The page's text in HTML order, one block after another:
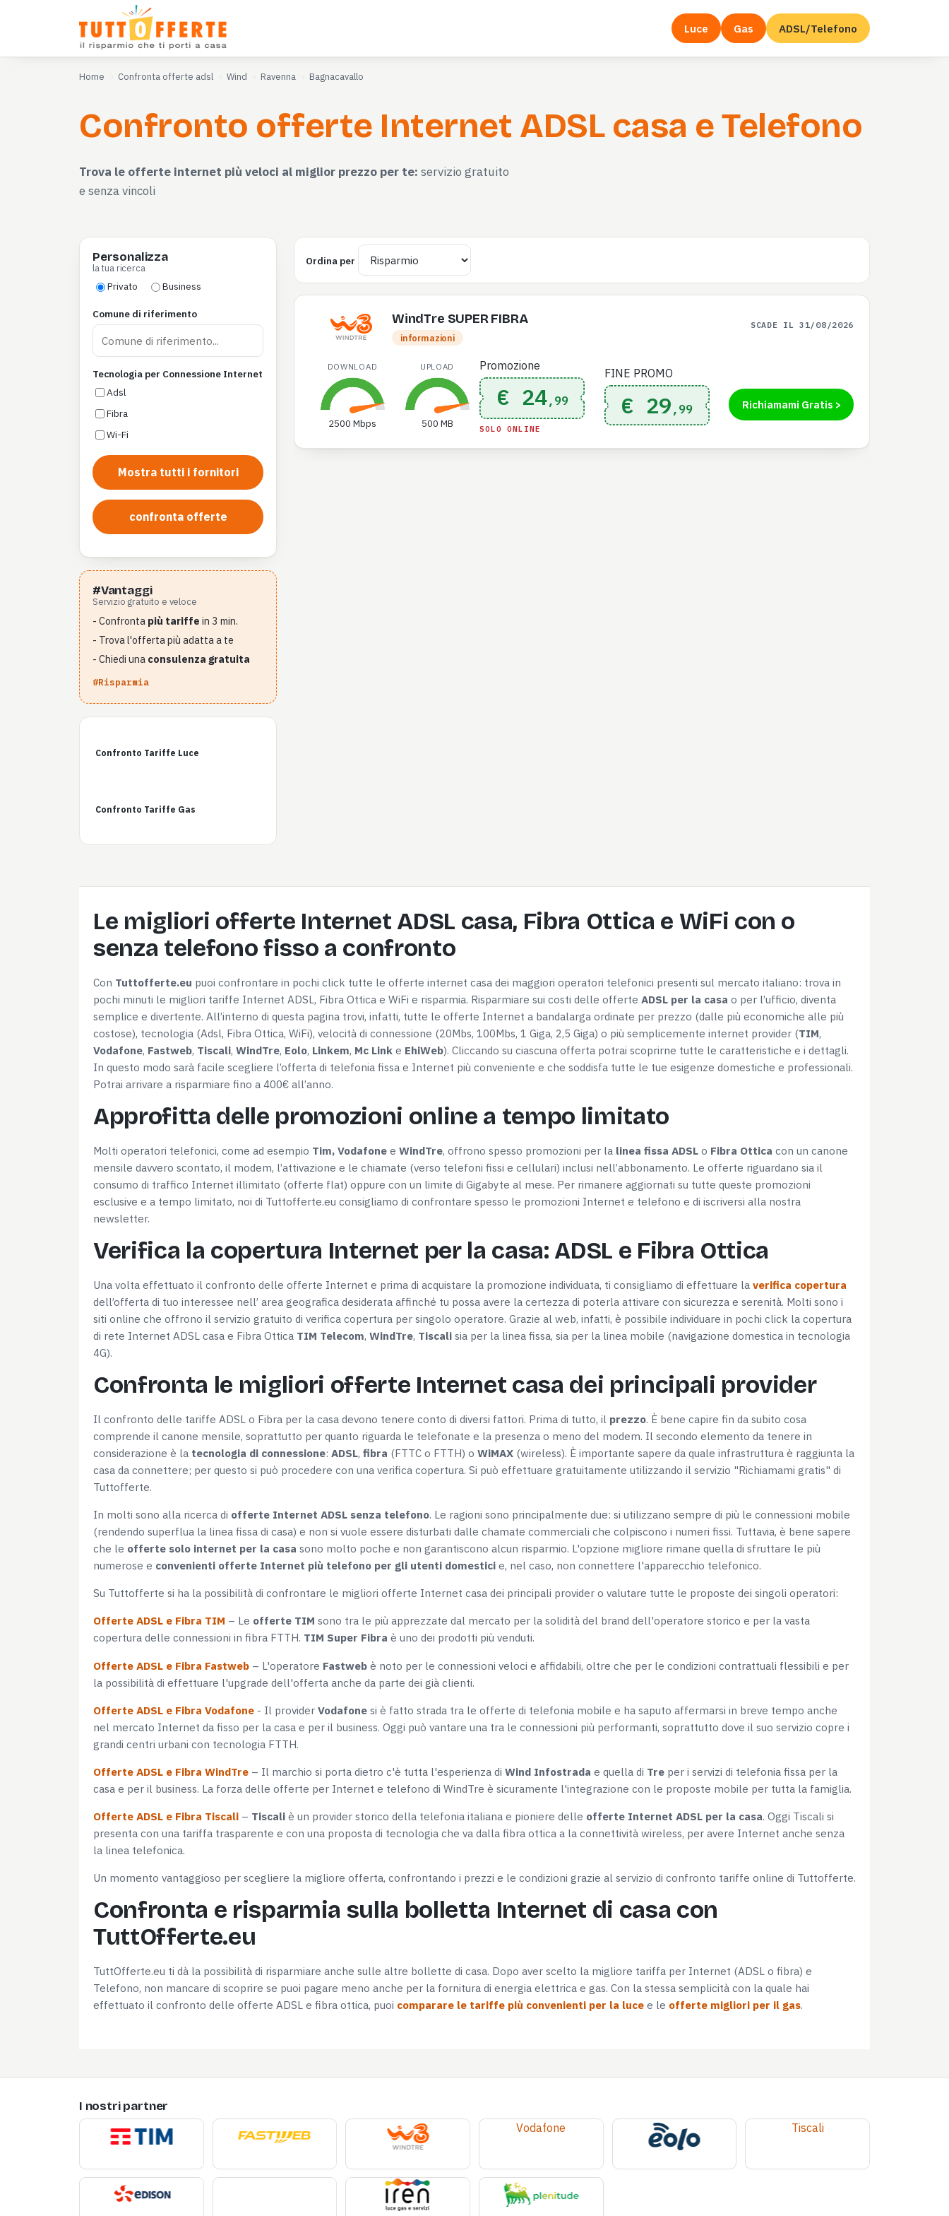
Luce Gas ADSL/Telefono
Home Confronta offerte adsl Wind Ravenna Bagnacavallo
Confronto offerte Internet ADSL casa e Telefono
Trova le offerte internet più veloci al miglior prezzo per te: servizio gratuito
e senza vincoli
Personalizza
la tua ricerca
Privato Business
Comune di riferimento
Tecnologia per Connessione Internet
Adsl
Fibra
Wi-Fi
Mostra tutti i fornitori
confronta offerte
#Vantaggi
Servizio gratuito e veloce
- Confronta più tariffe in 3 min.
- Trova l'offerta più adatta a te
- Chiedi una consulenza gratuita
#Risparmia
Confronto Tariffe Luce
Confronto Tariffe Gas
Ordina per
WindTre SUPER FIBRA
informazioni
SCADE IL 31/08/2026
DOWNLOAD
2500 Mbps
UPLOAD
500 MB
Promozione
€ 24,99
SOLO ONLINE
FINE PROMO
€ 29,99 Richiamami Gratis >
Le migliori offerte Internet ADSL casa, Fibra Ottica e WiFi con o
senza telefono fisso a confronto
Con Tuttofferte.eu puoi confrontare in pochi click tutte le offerte internet casa dei maggiori operatori telefonici presenti sul mercato italiano: trova in
pochi minuti le migliori tariffe Internet ADSL, Fibra Ottica e WiFi e risparmia. Risparmiare sui costi delle offerte ADSL per la casa o per l’ufficio, diventa
semplice e divertente. All’interno di questa pagina trovi, infatti, tutte le offerte Internet a bandalarga ordinate per prezzo (dalle più economiche alle più
costose), tecnologia (Adsl, Fibra Ottica, WiFi), velocità di connessione (20Mbs, 100Mbs, 1 Giga, 2,5 Giga) o più semplicemente internet provider (TIM,
Vodafone, Fastweb, Tiscali, WindTre, Eolo, Linkem, Mc Link e EhiWeb). Cliccando su ciascuna offerta potrai scoprirne tutte le caratteristiche e i dettagli.
In questo modo sarà facile scegliere l’offerta di telefonia fissa e Internet più conveniente e che soddisfa tutte le tue esigenze domestiche e professionali.
Potrai arrivare a risparmiare fino a 400€ all’anno.
Approfitta delle promozioni online a tempo limitato
Molti operatori telefonici, come ad esempio Tim, Vodafone e WindTre, offrono spesso promozioni per la linea fissa ADSL o Fibra Ottica con un canone
mensile davvero scontato, il modem, l’attivazione e le chiamate (verso telefoni fissi e cellulari) inclusi nell’abbonamento. Le offerte riguardano sia il
consumo di traffico Internet illimitato (offerte flat) oppure con un limite di Gigabyte al mese. Per rimanere aggiornati su tutte queste promozioni
esclusive e a tempo limitato, noi di Tuttofferte.eu consigliamo di confrontare spesso le promozioni Internet e telefono e di iscriversi alla nostra
newsletter.
Verifica la copertura Internet per la casa: ADSL e Fibra Ottica
Una volta effettuato il confronto delle offerte Internet e prima di acquistare la promozione individuata, ti consigliamo di effettuare la verifica copertura
dell’offerta di tuo interessee nell’ area geografica desiderata affinché tu possa avere la certezza di poterla attivare con sicurezza e serenità. Molti sono i
siti online che offrono il servizio gratuito di verifica copertura per singolo operatore. Grazie al web, infatti, è possibile individuare in pochi click la copertura
di rete Internet ADSL casa e Fibra Ottica TIM Telecom, WindTre, Tiscali sia per la linea fissa, sia per la linea mobile (navigazione domestica in tecnologia
4G).
Confronta le migliori offerte Internet casa dei principali provider
Il confronto delle tariffe ADSL o Fibra per la casa devono tenere conto di diversi fattori. Prima di tutto, il prezzo. È bene capire fin da subito cosa
comprende il canone mensile, soprattutto per quanto riguarda le telefonate e la presenza o meno del modem. Il secondo elemento da tenere in
considerazione è la tecnologia di connessione: ADSL, fibra (FTTC o FTTH) o WiMAX (wireless). È importante sapere da quale infrastruttura è raggiunta la
casa da connettere; per questo si può procedere con una verifica copertura. Si può effettuare gratuitamente utilizzando il servizio "Richiamami gratis" di
Tuttofferte.
In molti sono alla ricerca di offerte Internet ADSL senza telefono. Le ragioni sono principalmente due: si utilizzano sempre di più le connessioni mobile
(rendendo superflua la linea fissa di casa) e non si vuole essere disturbati dalle chamate commerciali che colpiscono i numeri fissi. Tuttavia, è bene sapere
che le offerte solo internet per la casa sono molto poche e non garantiscono alcun risparmio. L'opzione migliore rimane quella di sfruttare le più
numerose e convenienti offerte Internet più telefono per gli utenti domestici e, nel caso, non connettere l'apparecchio telefonico.
Su Tuttofferte si ha la possibilità di confrontare le migliori offerte Internet casa dei principali provider o valutare tutte le proposte dei singoli operatori:
Offerte ADSL e Fibra TIM – Le offerte TIM sono tra le più apprezzate dal mercato per la solidità del brand dell'operatore storico e per la vasta
copertura delle connessioni in fibra FTTH. TIM Super Fibra è uno dei prodotti più venduti.
Offerte ADSL e Fibra Fastweb – L'operatore Fastweb è noto per le connessioni veloci e affidabili, oltre che per le condizioni contrattuali flessibili e per
la possibilità di effettuare l'upgrade dell'offerta anche da parte dei già clienti.
Offerte ADSL e Fibra Vodafone - Il provider Vodafone si è fatto strada tra le offerte di telefonia mobile e ha saputo affermarsi in breve tempo anche
nel mercato Internet da fisso per la casa e per il business. Oggi può vantare una tra le connessioni più performanti, soprattutto dove il suo servizio copre i
grandi centri urbani con tecnologia FTTH.
Offerte ADSL e Fibra WindTre – Il marchio si porta dietro c'è tutta l'esperienza di Wind Infostrada e quella di Tre per i servizi di telefonia fissa per la
casa e per il business. La forza delle offerte per Internet e telefono di WindTre è sicuramente l'integrazione con le proposte mobile per tutta la famiglia.
Offerte ADSL e Fibra Tiscali – Tiscali è un provider storico della telefonia italiana e pioniere delle offerte Internet ADSL per la casa. Oggi Tiscali si
presenta con una tariffa trasparente e con una proposta di tecnologia che va dalla fibra ottica a la connettività wireless, per avere Internet anche senza
la linea telefonica.
Un momento vantaggioso per scegliere la migliore offerta, confrontando i prezzi e le condizioni grazie al servizio di confronto tariffe online di Tuttofferte.
Confronta e risparmia sulla bolletta Internet di casa con
TuttOfferte.eu
TuttOfferte.eu ti dà la possibilità di risparmiare anche sulle altre bollette di casa. Dopo aver scelto la migliore tariffa per Internet (ADSL o fibra) e
Telefono, non mancare di scoprire se puoi pagare meno anche per la fornitura di energia elettrica e gas. Con la stessa semplicità con la quale hai
effettuato il confronto delle offerte ADSL e fibra ottica, puoi comparare le tariffe più convenienti per la luce e le offerte migliori per il gas.
I nostri partner
Vodafone Tiscali